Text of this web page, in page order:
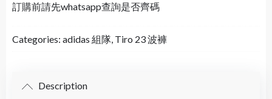
訂購前請先whatsapp查詢是否齊碼
Categories: adidas 組隊, Tiro 23 波褲
Description